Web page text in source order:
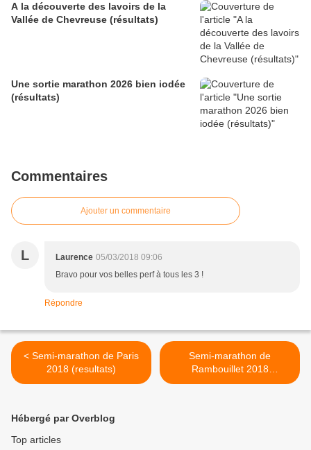
A la découverte des lavoirs de la
Vallée de Chevreuse (résultats)
Une sortie marathon 2026 bien iodée
(résultats)
Commentaires
Ajouter un commentaire
L Laurence 05/03/2018 09:06
Bravo pour vos belles perf à tous les 3 !
Répondre
< Semi-marathon de Paris
2018 (resultats)
Semi-marathon de
Rambouillet 2018
(résultats) >
Hébergé par Overblog
Top articles